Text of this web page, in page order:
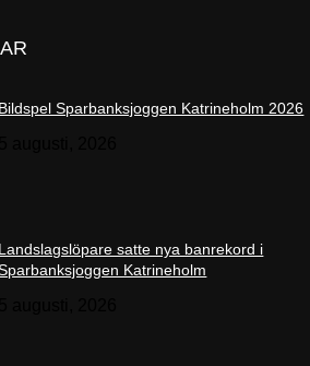
Bildspel Sparbanksjoggen Katrineholm 2026
Landslagslöpare satte nya banrekord i
Katrineholm